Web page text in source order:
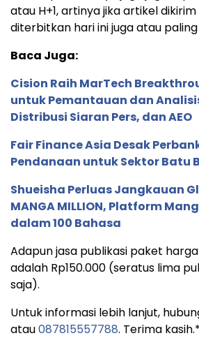
atau H+1, artinya jika artikel
diterbitkan hari ini juga atau
Baca Juga:
Cision Raih MarTech
untuk Pemantauan dan
Distribusi Siaran Pers, dan AEO
Fair Finance Asia Desak
Pendanaan untuk Sektor Batu
Shueisha Perluas Jangkauan
MANGA MILLION, Platform
dalam 100 Bahasa
Adapun jasa publikasi paket
adalah Rp150.000 (seratus lima
saja).
Untuk informasi lebih lanjut,
atau087815557788. Terima